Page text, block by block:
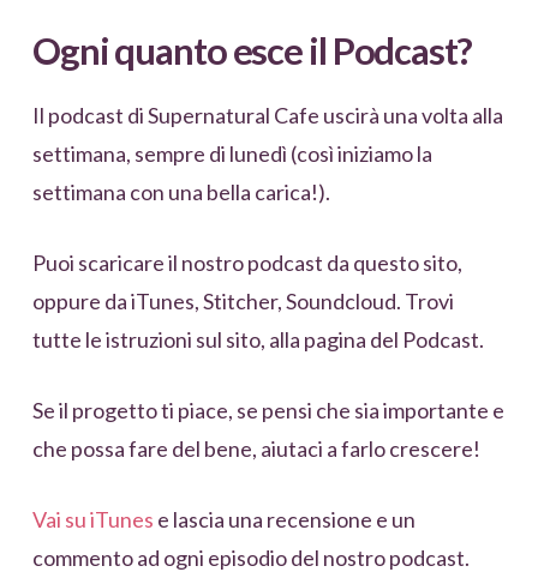
Ogni quanto esce il Podcast?
Il podcast di Supernatural Cafe uscirà una volta alla
settimana, sempre di lunedì (così iniziamo la
settimana con una bella carica!).
Puoi scaricare il nostro podcast da questo sito,
oppure da iTunes, Stitcher, Soundcloud. Trovi
tutte le istruzioni sul sito, alla pagina del Podcast.
Se il progetto ti piace, se pensi che sia importante e
che possa fare del bene, aiutaci a farlo crescere!
Vai su iTunes e lascia una recensione e un
commento ad ogni episodio del nostro podcast.